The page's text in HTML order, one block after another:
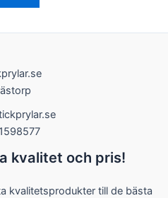
kvalitet och pris!
kvalitetsprodukter till de bästa